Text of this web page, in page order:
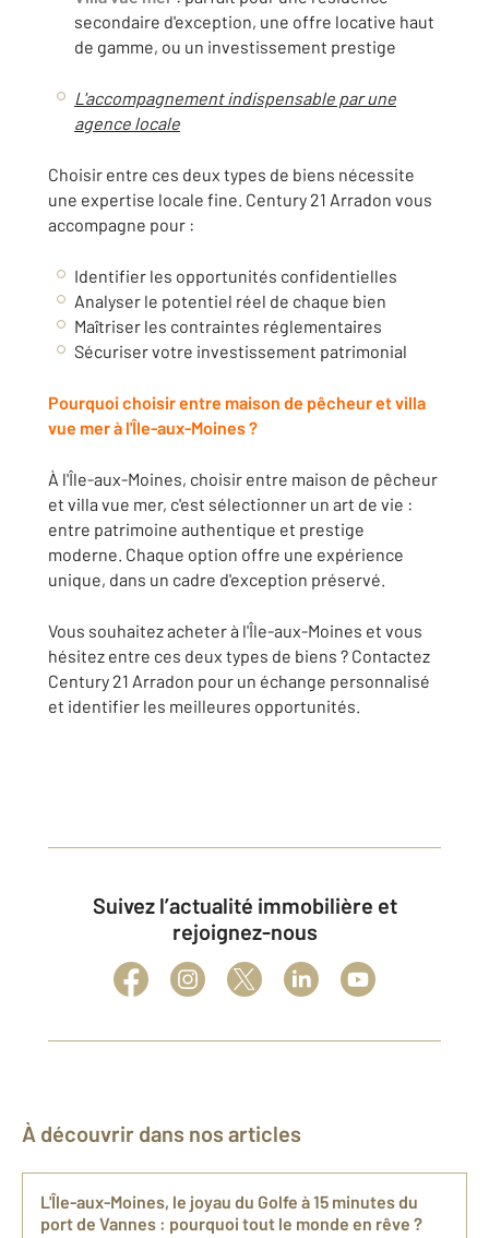
secondaire d'exception, une offre locative haut
de gamme, ou un investissement prestige
L'accompagnement indispensable par une
agence locale
Choisir entre ces deux types de biens nécessite
une expertise locale fine. Century 21 Arradon vous
accompagne pour :
Identifier les opportunités confidentielles
Analyser le potentiel réel de chaque bien
Maîtriser les contraintes réglementaires
Sécuriser votre investissement patrimonial
Pourquoi choisir entre maison de pêcheur et villa
vue mer à l'Île-aux-Moines ?
À l'Île-aux-Moines, choisir entre maison de pêcheur
et villa vue mer, c'est sélectionner un art de vie :
entre patrimoine authentique et prestige
moderne. Chaque option offre une expérience
unique, dans un cadre d'exception préservé.
Vous souhaitez acheter à l'Île-aux-Moines et vous
hésitez entre ces deux types de biens ? Contactez
Century 21 Arradon pour un échange personnalisé
et identifier les meilleures opportunités.
Suivez l’actualité immobilière et
rejoignez-nous
À découvrir dans nos articles
L'Île-aux-Moines, le joyau du Golfe à 15 minutes du
port de Vannes : pourquoi tout le monde en rêve ?